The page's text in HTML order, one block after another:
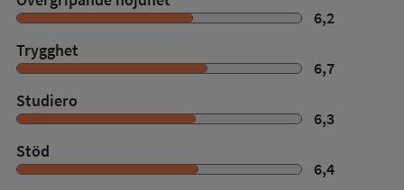
6,2
Trygghet
6,7
Studiero
6,3
Stöd
6,4